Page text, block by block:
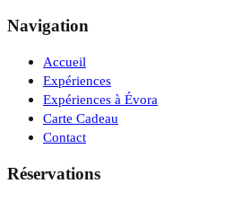
Navigation
Accueil
Expériences
Expériences à Évora
Carte Cadeau
Contact
Réservations